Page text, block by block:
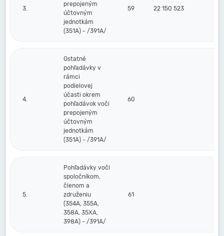
3.
prepojeným
účtovným
jednotkám
(351A) - /391A/
59 22 150 523
4.
Ostatné
pohľadávky v
rámci
podielovej
účasti okrem
pohľadávok voči
prepojeným
účtovným
jednotkám
(351A) - /391A/
60
5.
Pohľadávky voči
spoločníkom,
členom a
združeniu
(354A, 355A,
358A, 35XA,
398A) - /391A/
61